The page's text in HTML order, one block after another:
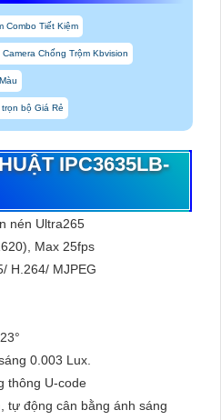
Combo Tiết Kiệm
Camera Chống Trộm Kbvision
bộ Giá Rẻ
IPC3635LB-
nén Ultra265
Max 25fps
H.264/ MJPEG
0.003 Lux.
thông U-code
tự động cân bằng ánh sáng